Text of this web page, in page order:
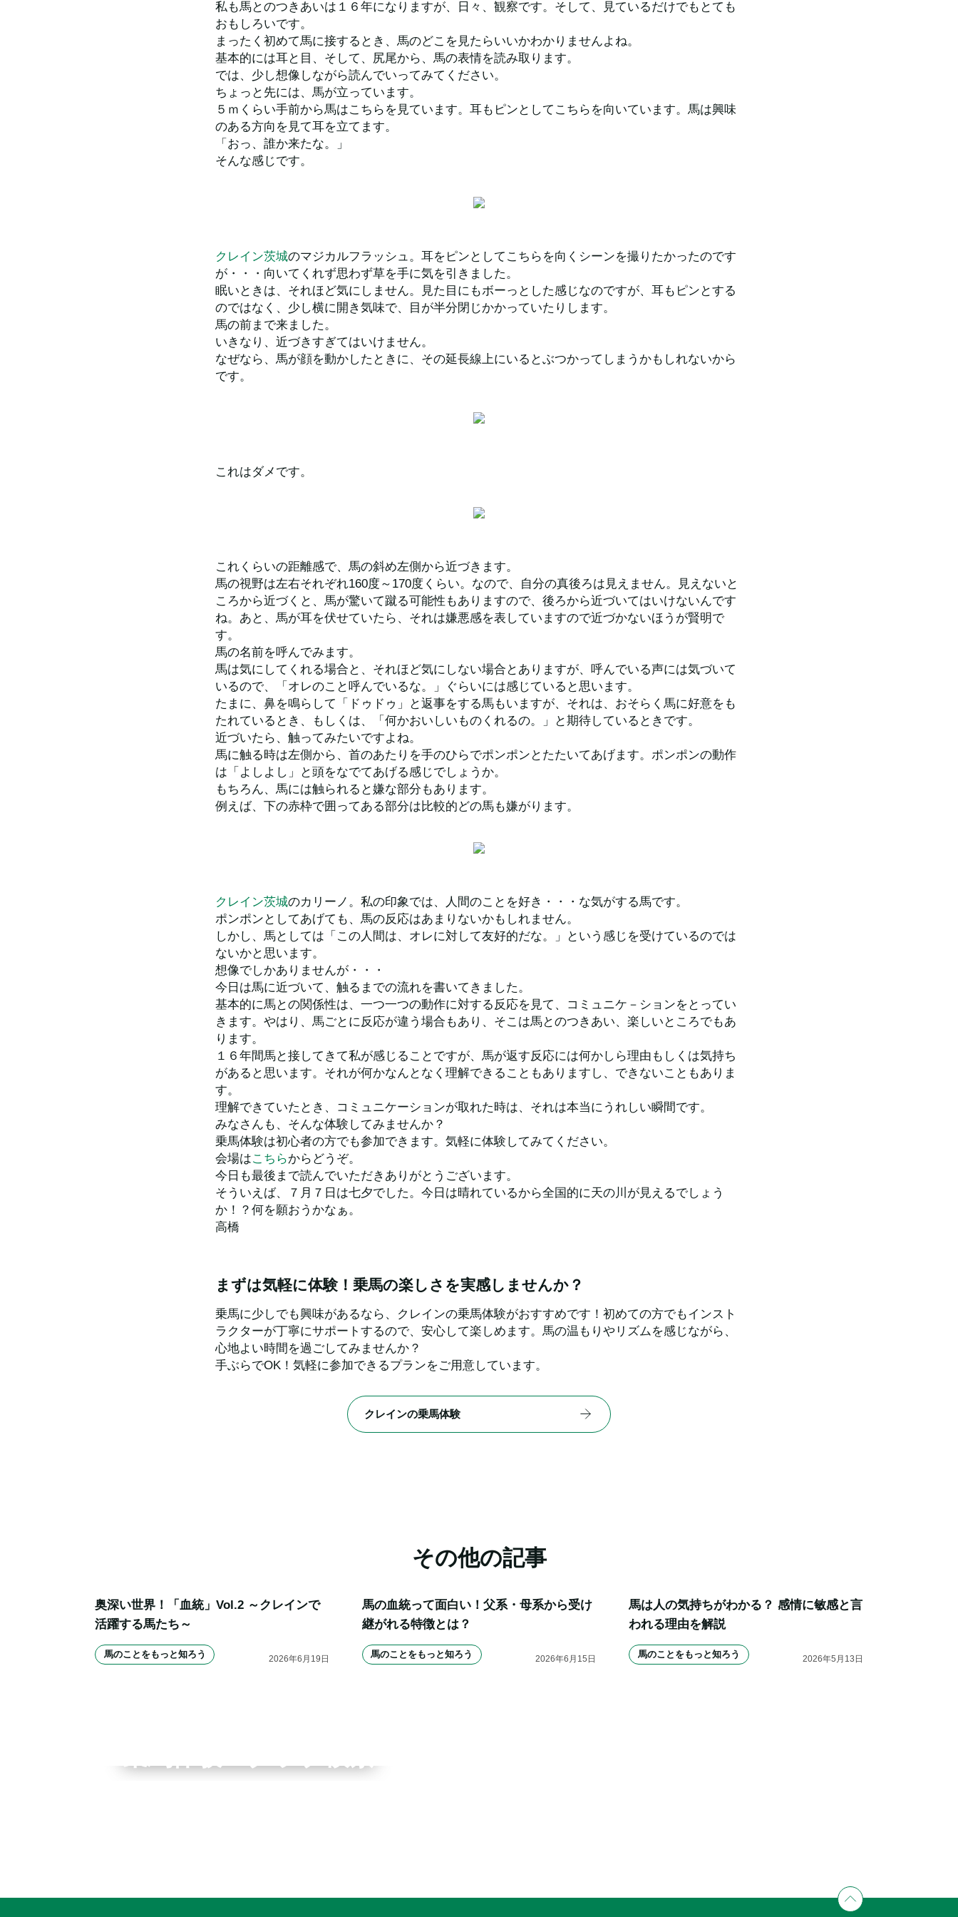
私も馬とのつきあいは１６年になりますが、日々、観察です。そして、見ているだけでもとても
おもしろいです。
まったく初めて馬に接するとき、馬のどこを見たらいいかわかりませんよね。
基本的には耳と目、そして、尻尾から、馬の表情を読み取ります。
では、少し想像しながら読んでいってみてください。
ちょっと先には、馬が立っています。
５ｍくらい手前から馬はこちらを見ています。耳もピンとしてこちらを向いています。馬は興味
のある方向を見て耳を立てます。
「おっ、誰か来たな。」
そんな感じです。
クレイン茨城のマジカルフラッシュ。耳をピンとしてこちらを向くシーンを撮りたかったのです
が・・・向いてくれず思わず草を手に気を引きました。
眠いときは、それほど気にしません。見た目にもボーっとした感じなのですが、耳もピンとする
のではなく、少し横に開き気味で、目が半分閉じかかっていたりします。
馬の前まで来ました。
いきなり、近づきすぎてはいけません。
なぜなら、馬が顔を動かしたときに、その延長線上にいるとぶつかってしまうかもしれないから
です。
これはダメです。
これくらいの距離感で、馬の斜め左側から近づきます。
馬の視野は左右それぞれ160度～170度くらい。なので、自分の真後ろは見えません。見えないと
ころから近づくと、馬が驚いて蹴る可能性もありますので、後ろから近づいてはいけないんです
ね。あと、馬が耳を伏せていたら、それは嫌悪感を表していますので近づかないほうが賢明で
す。
馬の名前を呼んでみます。
馬は気にしてくれる場合と、それほど気にしない場合とありますが、呼んでいる声には気づいて
いるので、「オレのこと呼んでいるな。」ぐらいには感じていると思います。
たまに、鼻を鳴らして「ドゥドゥ」と返事をする馬もいますが、それは、おそらく馬に好意をも
たれているとき、もしくは、「何かおいしいものくれるの。」と期待しているときです。
近づいたら、触ってみたいですよね。
馬に触る時は左側から、首のあたりを手のひらでポンポンとたたいてあげます。ポンポンの動作
は「よしよし」と頭をなでてあげる感じでしょうか。
もちろん、馬には触られると嫌な部分もあります。
例えば、下の赤枠で囲ってある部分は比較的どの馬も嫌がります。
クレイン茨城のカリーノ。私の印象では、人間のことを好き・・・な気がする馬です。
ポンポンとしてあげても、馬の反応はあまりないかもしれません。
しかし、馬としては「この人間は、オレに対して友好的だな。」という感じを受けているのでは
ないかと思います。
想像でしかありませんが・・・
今日は馬に近づいて、触るまでの流れを書いてきました。
基本的に馬との関係性は、一つ一つの動作に対する反応を見て、コミュニケ－ションをとってい
きます。やはり、馬ごとに反応が違う場合もあり、そこは馬とのつきあい、楽しいところでもあ
ります。
１６年間馬と接してきて私が感じることですが、馬が返す反応には何かしら理由もしくは気持ち
があると思います。それが何かなんとなく理解できることもありますし、できないこともありま
す。
理解できていたとき、コミュニケーションが取れた時は、それは本当にうれしい瞬間です。
みなさんも、そんな体験してみませんか？
乗馬体験は初心者の方でも参加できます。気軽に体験してみてください。
会場はこちらからどうぞ。
今日も最後まで読んでいただきありがとうございます。
そういえば、７月７日は七夕でした。今日は晴れているから全国的に天の川が見えるでしょう
か！？何を願おうかなぁ。
高橋
まずは気軽に体験！乗馬の楽しさを実感しませんか？
乗馬に少しでも興味があるなら、クレインの乗馬体験がおすすめです！初めての方でもインスト
ラクターが丁寧にサポートするので、安心して楽しめます。馬の温もりやリズムを感じながら、
心地よい時間を過ごしてみませんか？
手ぶらでOK！気軽に参加できるプランをご用意しています。
クレインの乗馬体験
その他の記事
奥深い世界！「血統」Vol.2 ～クレインで
活躍する馬たち～
馬のことをもっと知ろう 2026年6 月 19 日
馬の血統って面白い！父系・母系から受け
継がれる特徴とは？
馬のことをもっと知ろう 2026年6 月 15 日
馬は人の気持ちがわかる？ 感情に敏感と言
われる理由を解説
馬のことをもっと知ろう 2026年5 月 13 日
個別相談承ります